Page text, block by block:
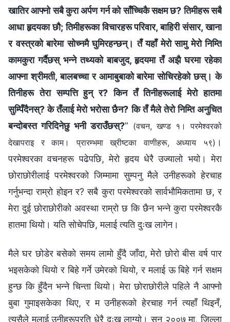
खातिर आफ्नो सबै कुरा अर्पण गर्न को साँच्चिकै सक्षम छ? तिमीहरू सबै
आधा हृदयका छौ; तिमीहरूका विचारहरू परिवार, बाहिरी संसार, खाना
र वस्‍त्रको बारेमा सोच्नमै घुमिरहन्छन्। तँ यहाँ मेरो सामु मेरो निम्ति
कामकुरा गर्दैछस् भन्‍ने तथ्यको बाबजुद, हृदयमा तँ अझै घरमा रहेका
आफ्ना श्रीमती, बालबच्चा र आमाबुबाको बारेमा सोचिरहेको छस्। के
तिनीहरू तेरा सम्पत्ति हुन् र? किन तँ तिनीहरूलाई मेरो हातमा
सुम्पिँदैनस्? के तँलाई मेरो भरोसा छैन? कि तँ मैले तेरो निम्ति अनुचित
बन्दोबस्त गरिदिनेछु भनी डराउँछस्?” (वचन, खण्ड १। परमेश्‍वरको
देखापराइ र काम। प्रारम्‍भमा ख्रीष्‍टका वाणीहरू, अध्याय ५९) ।
परमेश्‍वरका वचनहरू पढेपछि, मेरो हृदय धेरै उज्यालो भयो। मेरा
छोराछोरीलाई परमेश्‍वरको जिम्मामा सुम्पनु मैले उनीहरूको हेरचाह
गर्नुभन्दा राम्रो होइन र? सबै कुरा परमेश्‍वरको सार्वभौमिकतामा छ, र
मेरा दुई छोराछोरीको अवस्था राम्रो छ कि छैन भन्ने कुरा परमेश्‍वरकै
हातमा थियो। यति सोचेपछि, मलाई त्यति दुःख लागेन।
मैले घर छोडेर बसेको समय लामो हुँदै जाँदा, मेरो छोरो बीस वर्ष पार
भइसकेको थियो र बिहे गर्ने उमेरको थियो, र मलाई ऊ बिहे गर्न सक्षम
हुन्छ कि हुँदैन भन्ने चिन्ता थियो। मेरा छोराछोरीले पहिले नै आफ्नो
बुबा गुमाइसकेका थिए, र म उनीहरूको हेरचाह गर्न त्यहाँ थिइनँ,
त्यसैले मलाई उनीहरूप्रति धेरै दुःख लाग्यो। सन् २००७ मा, जिल्ला